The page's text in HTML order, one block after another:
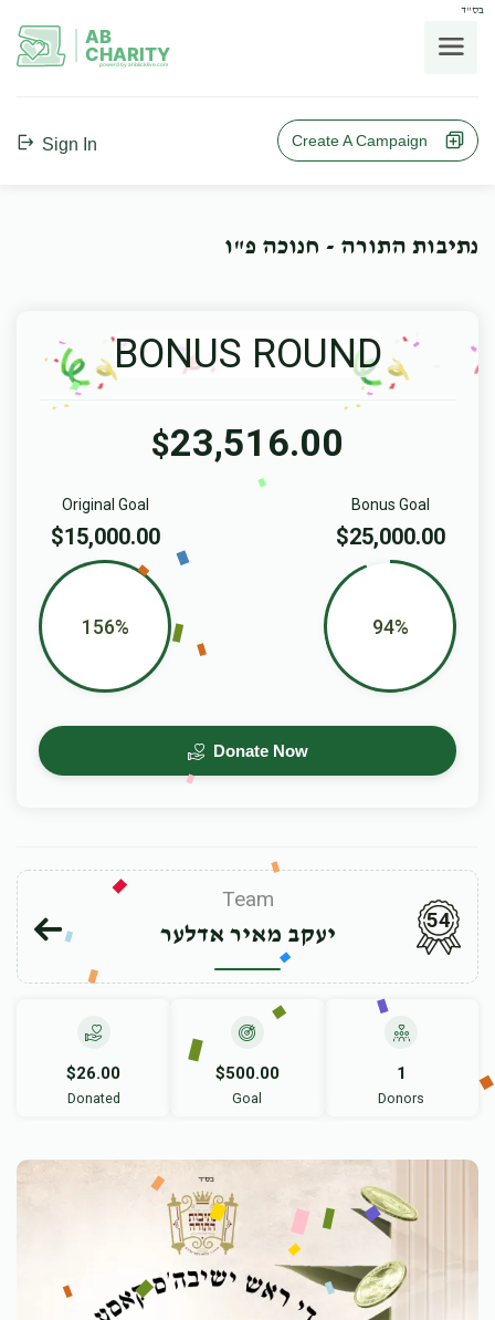
בס"ד
AB
CHARITY
powerd by ahblicklive.com
Sign In Create A Campaign
נתיבות התורה - חנוכה פ"ו
BONUS ROUND
$23,516.00
Bonus Goal
$25,000.00
94%
Original Goal
$15,000.00
156%
Donate Now
Team
יעקב מאיר אדלער
54
$26.00
Donated
$500.00
Goal
1
Donors